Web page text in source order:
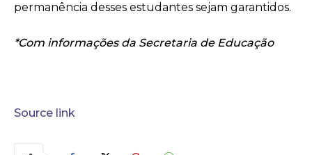
permanência desses estudantes sejam garantidos.
*Com informações da Secretaria de Educação
Source link